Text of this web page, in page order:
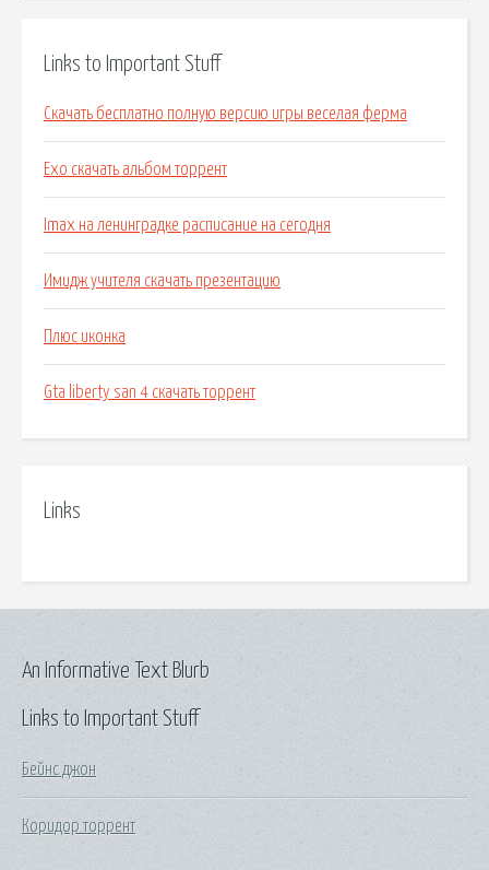
Links to Important Stuff
Скачать бесплатно полную версию игры веселая ферма
Exo скачать альбом торрент
Imax на ленинградке расписание на сегодня
Имидж учителя скачать презентацию
Плюс иконка
Gta liberty san 4 скачать торрент
Links
Links to Important Stuff
Бейнс джон
Коридор торрент
An Informative Text Blurb